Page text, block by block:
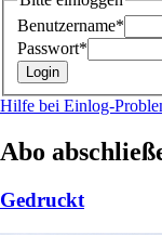
Benutzername*
Passwort*
Hilfe bei Einlog-
Abo
Gedruckt